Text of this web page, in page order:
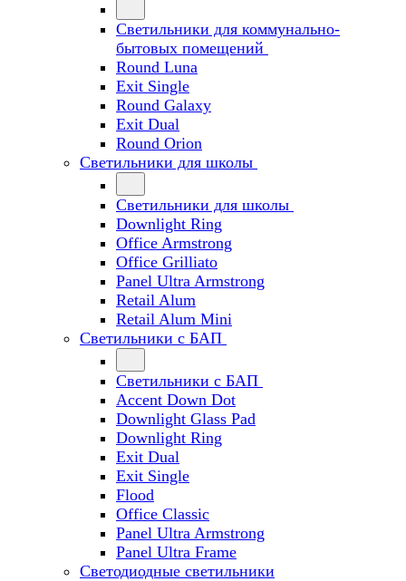
Светильники для коммунально-
бытовых помещений
Round Luna
Exit Single
Round Galaxy
Exit Dual
Round Orion
Светильники для школы
Светильники для школы
Downlight Ring
Office Armstrong
Office Grilliato
Panel Ultra Armstrong
Retail Alum
Retail Alum Mini
Светильники с БАП
Светильники с БАП
Accent Down Dot
Downlight Glass Pad
Downlight Ring
Exit Dual
Exit Single
Flood
Office Classic
Panel Ultra Armstrong
Panel Ultra Frame
Светодиодные светильники